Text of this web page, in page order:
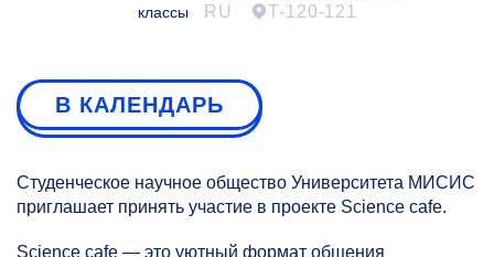
классы
RU Т-120-121
В КАЛЕНДАРЬ
Студенческое научное общество Университета МИСИС
приглашает принять участие в проекте Science cafe.
Science cafe — это уютный формат общения